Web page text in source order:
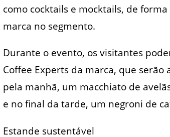
como cocktails e mocktails, de
marca no segmento.
Durante o evento, os visitantes
Coffee Experts da marca, que
pela manhã, um macchiato de
e no final da tarde, um negroni de
Estande sustentável